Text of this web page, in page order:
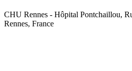
CHU Rennes - Hôpital Pontchaillou,
Rennes, France